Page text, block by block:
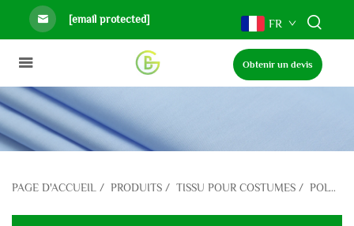
[email protected] FR
Obtenir un devis
PAGE D'ACCUEIL / PRODUITS / TISSU POUR COSTUMES / POLYESTER VISCOSE